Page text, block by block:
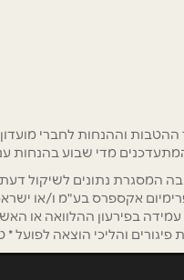
בקשר ל...
מדי שבוע בהנחות
המסגרת נתונים לשיקול
אקספרס בע"מ ו/או
בפירעון ההלוואה או
פיגורים והליכי הוצאה לפועל *